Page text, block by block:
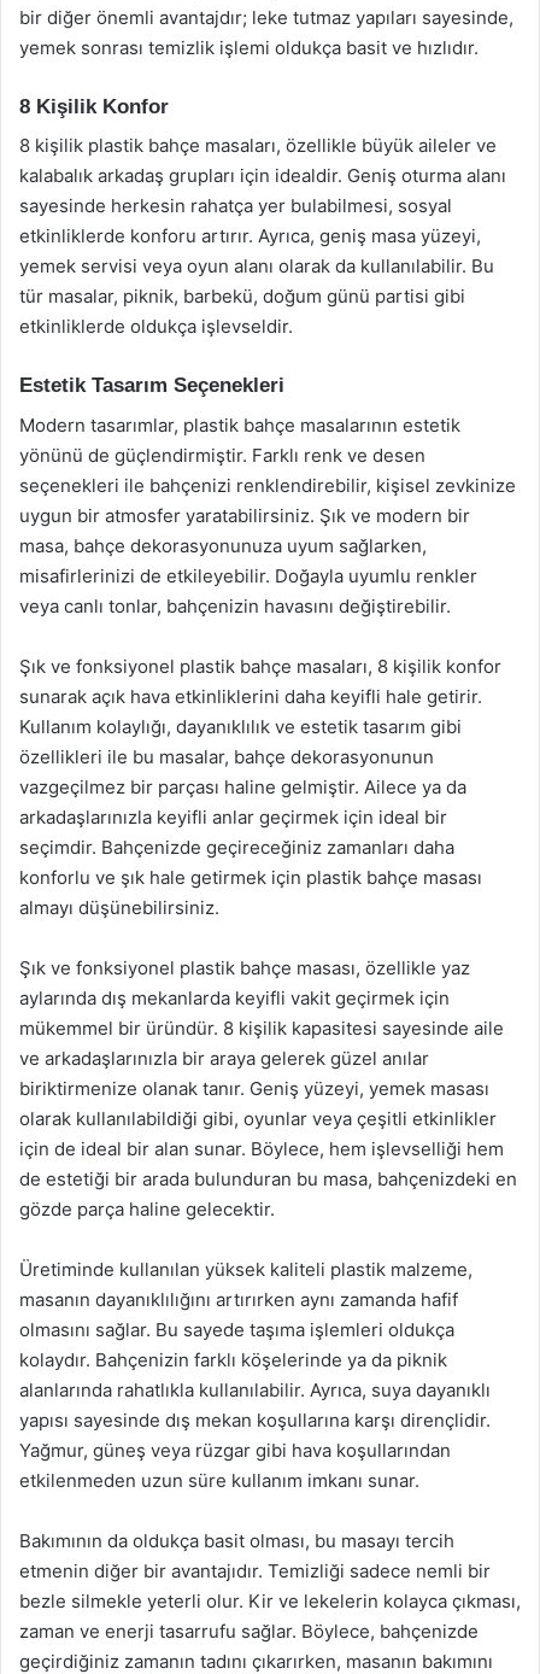
bir diğer önemli avantajdır; leke tutmaz yapıları sayesinde,
yemek sonrası temizlik işlemi oldukça basit ve hızlıdır.
8 Kişilik Konfor
8 kişilik plastik bahçe masaları, özellikle büyük aileler ve
kalabalık arkadaş grupları için idealdir. Geniş oturma alanı
sayesinde herkesin rahatça yer bulabilmesi, sosyal
etkinliklerde konforu artırır. Ayrıca, geniş masa yüzeyi,
yemek servisi veya oyun alanı olarak da kullanılabilir. Bu
tür masalar, piknik, barbekü, doğum günü partisi gibi
etkinliklerde oldukça işlevseldir.
Estetik Tasarım Seçenekleri
Modern tasarımlar, plastik bahçe masalarının estetik
yönünü de güçlendirmiştir. Farklı renk ve desen
seçenekleri ile bahçenizi renklendirebilir, kişisel zevkinize
uygun bir atmosfer yaratabilirsiniz. Şık ve modern bir
masa, bahçe dekorasyonunuza uyum sağlarken,
misafirlerinizi de etkileyebilir. Doğayla uyumlu renkler
veya canlı tonlar, bahçenizin havasını değiştirebilir.
Şık ve fonksiyonel plastik bahçe masaları, 8 kişilik konfor
sunarak açık hava etkinliklerini daha keyifli hale getirir.
Kullanım kolaylığı, dayanıklılık ve estetik tasarım gibi
özellikleri ile bu masalar, bahçe dekorasyonunun
vazgeçilmez bir parçası haline gelmiştir. Ailece ya da
arkadaşlarınızla keyifli anlar geçirmek için ideal bir
seçimdir. Bahçenizde geçireceğiniz zamanları daha
konforlu ve şık hale getirmek için plastik bahçe masası
almayı düşünebilirsiniz.
Şık ve fonksiyonel plastik bahçe masası, özellikle yaz
aylarında dış mekanlarda keyifli vakit geçirmek için
mükemmel bir üründür. 8 kişilik kapasitesi sayesinde aile
ve arkadaşlarınızla bir araya gelerek güzel anılar
biriktirmenize olanak tanır. Geniş yüzeyi, yemek masası
olarak kullanılabildiği gibi, oyunlar veya çeşitli etkinlikler
için de ideal bir alan sunar. Böylece, hem işlevselliği hem
de estetiği bir arada bulunduran bu masa, bahçenizdeki en
gözde parça haline gelecektir.
Üretiminde kullanılan yüksek kaliteli plastik malzeme,
masanın dayanıklılığını artırırken aynı zamanda hafif
olmasını sağlar. Bu sayede taşıma işlemleri oldukça
kolaydır. Bahçenizin farklı köşelerinde ya da piknik
alanlarında rahatlıkla kullanılabilir. Ayrıca, suya dayanıklı
yapısı sayesinde dış mekan koşullarına karşı dirençlidir.
Yağmur, güneş veya rüzgar gibi hava koşullarından
etkilenmeden uzun süre kullanım imkanı sunar.
Bakımının da oldukça basit olması, bu masayı tercih
etmenin diğer bir avantajıdır. Temizliği sadece nemli bir
bezle silmekle yeterli olur. Kir ve lekelerin kolayca çıkması,
zaman ve enerji tasarrufu sağlar. Böylece, bahçenizde
geçirdiğiniz zamanın tadını çıkarırken, masanın bakımını